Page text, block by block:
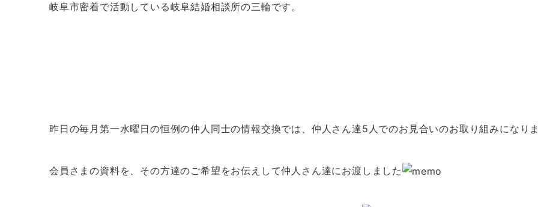
岐阜市密着で活動している岐阜結婚相談所の三輪です。
昨日の毎月第一水曜日の恒例の仲人同士の情報交換では、仲人さん達5人でのお見合いのお取り組みになり
会員さまの資料を、その方達のご希望をお伝えして仲人さん達にお渡しました